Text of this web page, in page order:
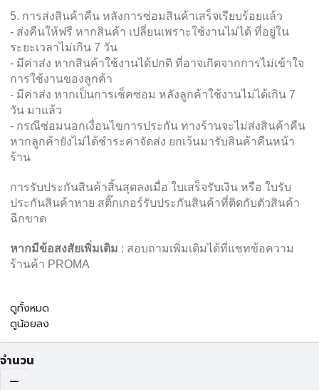
5. การส่งสินค้าคืน หลังการซ่อมสินค้าเสร็จเรียบร้อยแล้ว
- ส่งคืนให้ฟรี หากสินค้า เปลี่ยนเพราะใช้งานไม่ได้ ที่อยู่ใน
ระยะเวลาไม่เกิน 7 วัน
- มีค่าส่ง หากสินค้าใช้งานได้ปกติ ที่อาจเกิดจากการไม่เข้าใจ
การใช้งานของลูกค้า
- มีค่าส่ง หากเป็นการเช็คซ่อม หลังลูกค้าใช้งานไม่ได้เกิน 7
วัน มาแล้ว
- กรณีซ่อมนอกเงื่อนไขการประกัน ทางร้านจะไม่ส่งสินค้าคืน
หากลูกค้ายังไม่ได้ชำระค่าจัดส่ง ยกเว้นมารับสินค้าคืนหน้า
ร้าน
การรับประกันสินค้าสิ้นสุดลงเมื่อ ใบเสร็จรับเงิน หรือ ใบรับ
ประกันสินค้าหาย สติ๊กเกอร์รับประกันสินค้าที่ติดกับตัวสินค้า
ฉีกขาด
หากมีข้อสงสัยเพิ่มเติม : สอบถามเพิ่มเติมได้ที่แชทข้อความ
ร้านค้า PROMA
ดูทั้งหมด
ดูน้อยลง
จำนวน